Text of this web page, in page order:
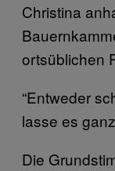
Christina
ortsüblichen
“Entweder
lasse es
Die